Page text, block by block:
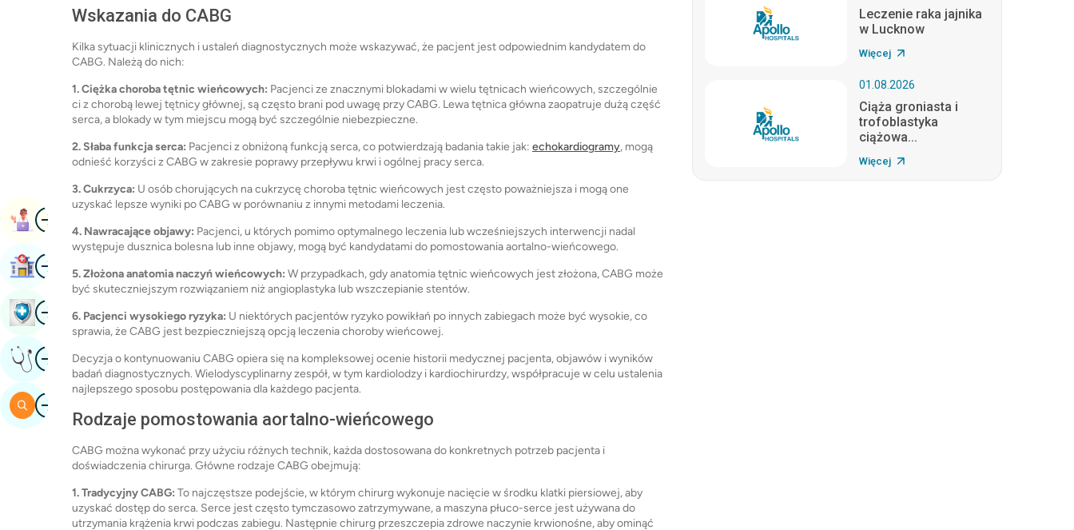
Wskazania do CABG
Kilka sytuacji klinicznych i ustaleń diagnostycznych może wskazywać, że pacjent jest odpowiednim kandydatem do
CABG. Należą do nich:
1. Ciężka choroba tętnic wieńcowych: Pacjenci ze znacznymi blokadami w wielu tętnicach wieńcowych, szczególnie
ci z chorobą lewej tętnicy głównej, są często brani pod uwagę przy CABG. Lewa tętnica główna zaopatruje dużą część
serca, a blokady w tym miejscu mogą być szczególnie niebezpieczne.
2. Słaba funkcja serca: Pacjenci z obniżoną funkcją serca, co potwierdzają badania takie jak: echokardiogramy, mogą
odnieść korzyści z CABG w zakresie poprawy przepływu krwi i ogólnej pracy serca.
3. Cukrzyca: U osób chorujących na cukrzycę choroba tętnic wieńcowych jest często poważniejsza i mogą one
uzyskać lepsze wyniki po CABG w porównaniu z innymi metodami leczenia.
4. Nawracające objawy: Pacjenci, u których pomimo optymalnego leczenia lub wcześniejszych interwencji nadal
występuje dusznica bolesna lub inne objawy, mogą być kandydatami do pomostowania aortalno-wieńcowego.
5. Złożona anatomia naczyń wieńcowych: W przypadkach, gdy anatomia tętnic wieńcowych jest złożona, CABG może
być skuteczniejszym rozwiązaniem niż angioplastyka lub wszczepianie stentów.
6. Pacjenci wysokiego ryzyka: U niektórych pacjentów ryzyko powikłań po innych zabiegach może być wysokie, co
sprawia, że ​​CABG jest bezpieczniejszą opcją leczenia choroby wieńcowej.
Decyzja o kontynuowaniu CABG opiera się na kompleksowej ocenie historii medycznej pacjenta, objawów i wyników
badań diagnostycznych. Wielodyscyplinarny zespół, w tym kardiolodzy i kardiochirurdzy, współpracuje w celu ustalenia
najlepszego sposobu postępowania dla każdego pacjenta.
Rodzaje pomostowania aortalno-wieńcowego
CABG można wykonać przy użyciu różnych technik, każda dostosowana do konkretnych potrzeb pacjenta i
doświadczenia chirurga. Główne rodzaje CABG obejmują:
1. Tradycyjny CABG: To najczęstsze podejście, w którym chirurg wykonuje nacięcie w środku klatki piersiowej, aby
uzyskać dostęp do serca. Serce jest często tymczasowo zatrzymywane, a maszyna płuco-serce jest używana do
utrzymania krążenia krwi podczas zabiegu. Następnie chirurg przeszczepia zdrowe naczynie krwionośne, aby ominąć
Leczenie raka jajnika
w Lucknow
Więcej
01.08.2026
Ciąża groniasta i
trofoblastyka
ciążowa...
Więcej
ObrazUmów Się Na Wizytę
ObrazZnajdź Szpital
ObrazZarezerwuj Badanie Kontrolne
ObrazUzyskaj Opinię Eksperta
ObrazSzukaj